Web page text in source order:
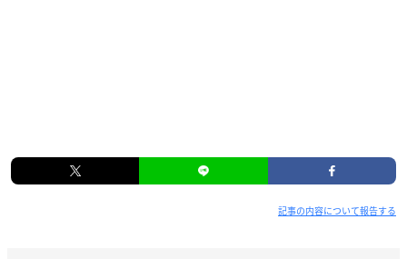
記事の内容について報告する